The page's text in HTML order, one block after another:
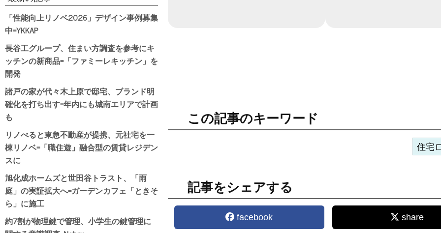
この記事のキーワード
住宅
記事をシェアする
facebook share
「性能向上リノベ2026」デザイン事例募集
中=YKKAP
長谷工グループ、住まい方調査を参考にキ
ッチンの新商品=「ファミーレキッチン」を
開発
諸戸の家が代々木上原で邸宅、ブランド明
確化を打ち出す=年内にも城南エリアで計画
も
リノべると東急不動産が提携、元社宅を一
棟リノベ=「職住遊」融合型の賃貸レジデン
スに
旭化成ホームズと世田谷トラスト、「雨
庭」の実証拡大へ=ガーデンカフェ「ときそ
ら」に施工
約7割が物理鍵で管理、小学生の鍵管理に